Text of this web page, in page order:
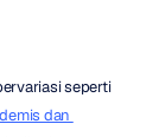
seperti
dan